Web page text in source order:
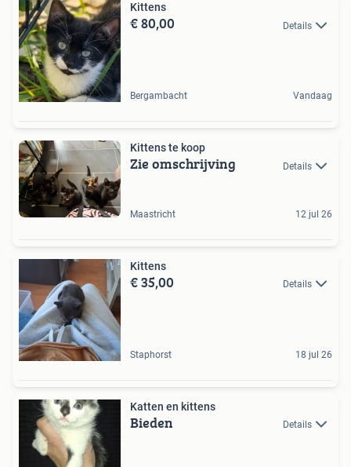
Kittens
€ 80,00 Details
Bergambacht Vandaag
Kittens te koop
Zie omschrijving Details
Maastricht 12 jul 26
Kittens
€ 35,00 Details
Staphorst 18 jul 26
Katten en kittens
Bieden Details